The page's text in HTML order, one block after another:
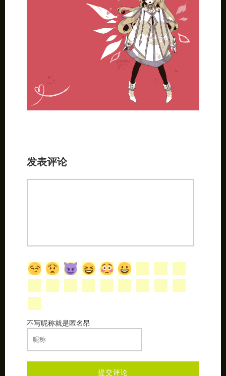
发表评论
不写昵称就是匿名昂